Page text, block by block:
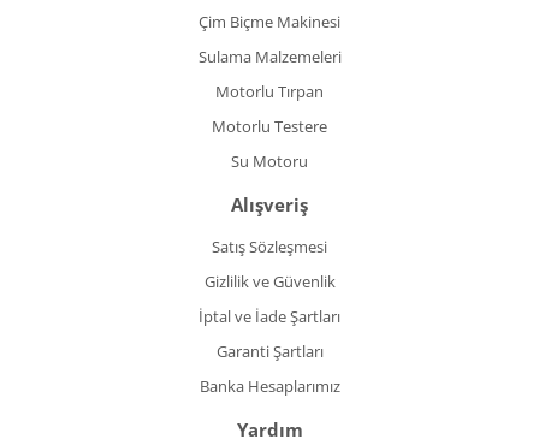
Çim Biçme Makinesi
Sulama Malzemeleri
Motorlu Tırpan
Motorlu Testere
Su Motoru
Alışveriş
Satış Sözleşmesi
Gizlilik ve Güvenlik
İptal ve İade Şartları
Garanti Şartları
Banka Hesaplarımız
Yardım